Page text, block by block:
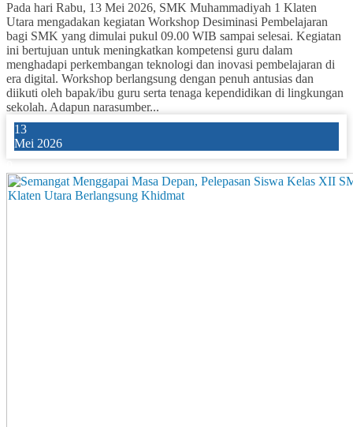
Pada hari Rabu, 13 Mei 2026, SMK Muhammadiyah 1 Klaten
Utara mengadakan kegiatan Workshop Desiminasi Pembelajaran
bagi SMK yang dimulai pukul 09.00 WIB sampai selesai. Kegiatan
ini bertujuan untuk meningkatkan kompetensi guru dalam
menghadapi perkembangan teknologi dan inovasi pembelajaran di
era digital. Workshop berlangsung dengan penuh antusias dan
diikuti oleh bapak/ibu guru serta tenaga kependidikan di lingkungan
sekolah. Adapun narasumber...
13
Mei 2026